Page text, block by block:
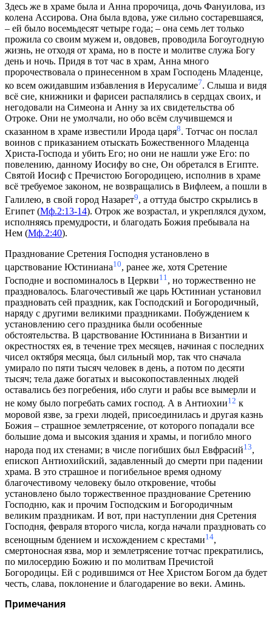
Здесь же в храме была и Анна пророчица, дочь Фануилова, из
колена Ассирова. Она была вдова, уже сильно состаревшаяся,
– ей было восемьдесят четыре года; – она семь лет только
прожила со своим мужем и, овдовев, проводила Богоугодную
жизнь, не отходя от храма, но в посте и молитве служа Богу
день и ночь. Придя в тот час в храм, Анна много
пророчествовала о принесенном в храм Господень Младенце,
ко всем ожидавшим избавления в Иерусалиме7. Слыша и видя
всё сие, книжники и фарисеи распалялись в сердцах своих, и
негодовали на Симеона и Анну за их свидетельства об
Отроке. Они не умолчали, но обо всём случившемся и
сказанном в храме известили Ирода царя8. Тотчас он послал
воинов с приказанием отыскать Божественного Младенца
Христа-Господа и убить Его; но они не нашли уже Его: по
повелению, данному Иосифу во сне, Он обретался в Египте.
Святой Иосиф с Пречистою Богородицею, исполнив в храме
всё требуемое законом, не возвращались в Вифлеем, а пошли в
Галилею, в свой город Назарет9, а оттуда быстро скрылись в
Египет (Мф.2:13-14). Отрок же возрастал, и укреплялся духом,
исполняясь премудрости, и благодать Божия пребывала на
Нем (Мф.2:40).
Празднование Сретения Господня установлено в
царствование Юстиниана10, ранее же, хотя Сретение
Господне и воспоминалось в Церкви11, но торжественно не
праздновалось. Благочестивый же царь Юстиниан установил
праздновать сей праздник, как Господский и Богородичный,
наряду с другими великими праздниками. Побуждением к
установлению сего праздника были особенные
обстоятельства. В царствование Юстиниана в Византии и
окрестностях ея, в течение трех месяцев, начиная с последних
чисел октября месяца, был сильный мор, так что сначала
умирало по пяти тысяч человек в день, а потом по десяти
тысяч; тела даже богатых и высокопоставленных людей
оставались без погребения, ибо слуги и рабы все вымерли и
не кому было погребать самих господ. А в Антиохии12 к
моровой язве, за грехи людей, присоединилась и другая казнь
Божия – страшное землетрясение, от которого попадали все
большие дома и высокия здания и храмы, и погибло много
народа под их стенами; в числе погибших был Евфрасий13,
епископ Антиохийский, задавленный до смерти при падении
храма. В это страшное и погибельное время одному
благочестивому человеку было откровение, чтобы
установлено было торжественное празднование Сретению
Господню, как и прочим Господским и Богородичным
великим праздникам. И вот, при наступлении дня Сретения
Господня, февраля второго числа, когда начали праздновать со
всенощным бдением и исхождением с крестами14,
смертоносная язва, мор и землетрясение тотчас прекратились,
по милосердию Божию и по молитвам Пречистой
Богородицы. Ей с родившимся от Нее Христом Богом да будет
честь, слава, поклонение и благодарение во веки. Аминь.
Примечания